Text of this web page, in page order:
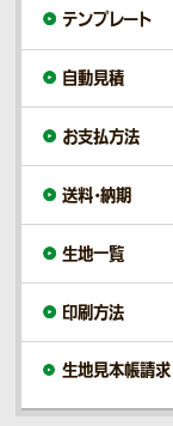
テンプレート
自動見積
お支払方法
送料・納期
生地一覧
印刷方法
生地見本帳請求